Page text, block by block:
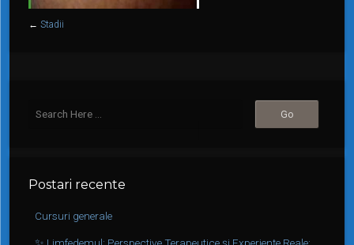
← Stadii
Postari recente
Cursuri generale